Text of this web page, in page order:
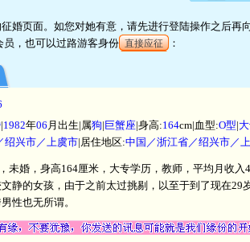
婚页面。如您对她有意，请先进行登陆操作之后
员，也可以过路游客身份 直接应征 ：
|1982年06 月出生|属狗| 巨蟹座|身高:164cm|血型:O型|
绍兴市／上虞市|居住地区:中国／浙江省／绍兴市／
未婚，身高164厘米，大专学历，教师，平均月收
静的女孩，由于之前太过挑剔，以至于到了现在
性也无所谓。